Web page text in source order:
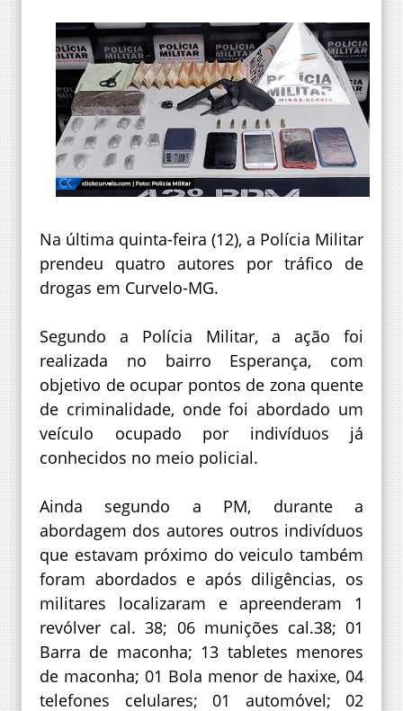
Na última quinta-feira (12), a Polícia Militar
prendeu quatro autores por tráfico de
drogas em Curvelo-MG.
Segundo a Polícia Militar, a ação foi
realizada no bairro Esperança, com
objetivo de ocupar pontos de zona quente
de criminalidade, onde foi abordado um
veículo ocupado por indivíduos já
conhecidos no meio policial.
Ainda segundo a PM, durante a
abordagem dos autores outros indivíduos
que estavam próximo do veiculo também
foram abordados e após diligências, os
militares localizaram e apreenderam 1
revólver cal. 38; 06 munições cal.38; 01
Barra de maconha; 13 tabletes menores
de maconha; 01 Bola menor de haxixe, 04
telefones celulares; 01 automóvel; 02